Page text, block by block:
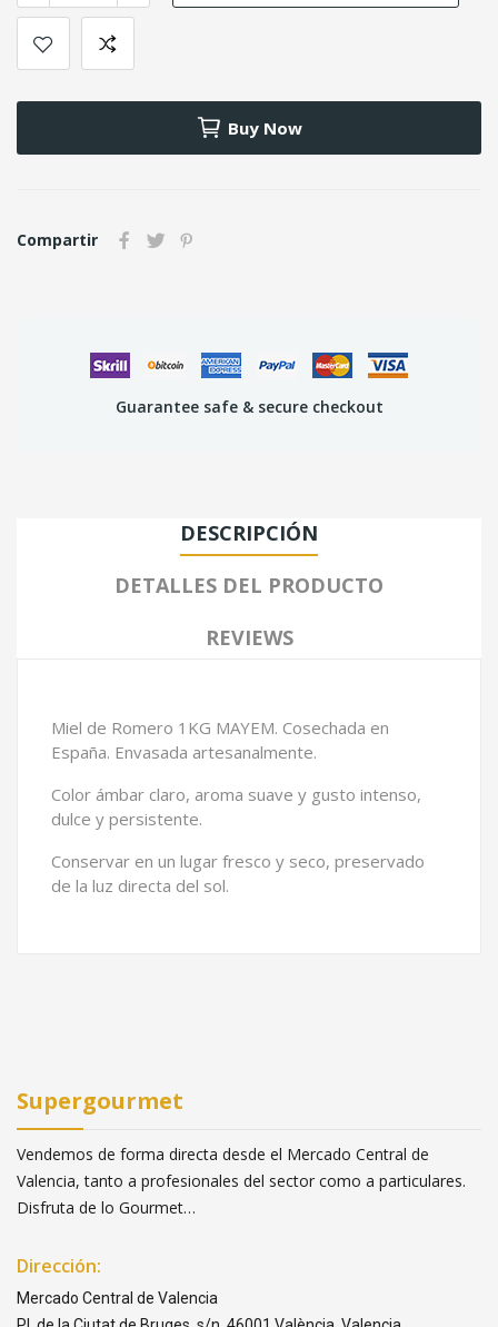
Buy Now
Compartir
Guarantee safe & secure checkout
DESCRIPCIÓN
DETALLES DEL PRODUCTO
REVIEWS
Miel de Romero 1KG MAYEM. Cosechada en
España. Envasada artesanalmente.
Color ámbar claro, aroma suave y gusto intenso,
dulce y persistente.
Conservar en un lugar fresco y seco, preservado
de la luz directa del sol.
Supergourmet
Vendemos de forma directa desde el Mercado Central de
Valencia, tanto a profesionales del sector como a particulares.
Disfruta de lo Gourmet…
Dirección:
Mercado Central de Valencia